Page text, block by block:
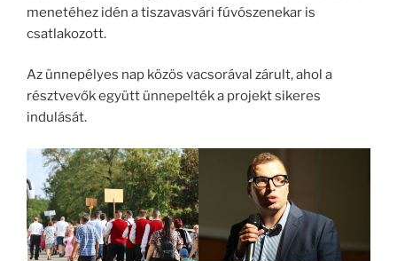
menetéhez idén a tiszavasvári fúvószenekar is
csatlakozott.
Az ünnepélyes nap közös vacsorával zárult, ahol a
résztvevők együtt ünnepelték a projekt sikeres
indulását.